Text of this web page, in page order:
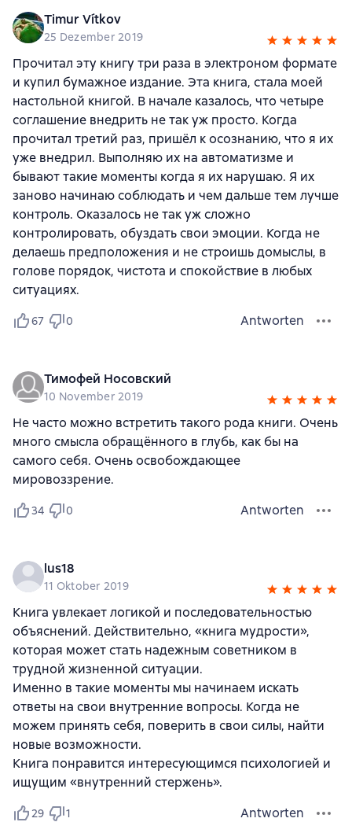
Timur Vítkov
25 Dezember 2019
Прочитал эту книгу три раза в электроном формате
и купил бумажное издание. Эта книга, стала моей
настольной книгой. В начале казалось, что четыре
соглашение внедрить не так уж просто. Когда
прочитал третий раз, пришёл к осознанию, что я их
уже внедрил. Выполняю их на автоматизме и
бывают такие моменты когда я их нарушаю. Я их
заново начинаю соблюдать и чем дальше тем лучше
контроль. Оказалось не так уж сложно
контролировать, обуздать свои эмоции. Когда не
делаешь предположения и не строишь домыслы, в
голове порядок, чистота и спокойствие в любых
ситуациях.
67 0 Antworten
Тимофей Носовский
10 November 2019
Не часто можно встретить такого рода книги. Очень
много смысла обращённого в глубь, как бы на
самого себя. Очень освобождающее
мировоззрение.
34 0 Antworten
lus18
11 Oktober 2019
Книга увлекает логикой и последовательностью
объяснений. Действительно, «книга мудрости»,
которая может стать надежным советником в
трудной жизненной ситуации.
Именно в такие моменты мы начинаем искать
ответы на свои внутренние вопросы. Когда не
можем принять себя, поверить в свои силы, найти
новые возможности.
Книга понравится интересующимся психологией и
ищущим «внутренний стержень».
29 1 Antworten